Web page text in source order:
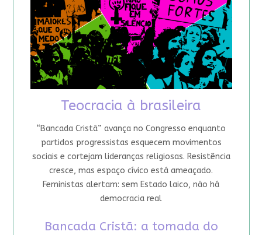
Teocracia à brasileira
“Bancada Cristã” avança no Congresso enquanto
partidos progressistas esquecem movimentos
sociais e cortejam lideranças religiosas. Resistência
cresce, mas espaço cívico está ameaçado.
Feministas alertam: sem Estado laico, não há
democracia real
Bancada Cristã: a tomada do